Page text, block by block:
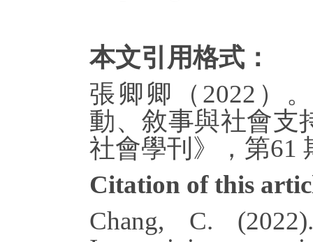
本文引用格式：
張卿卿（2022）
動、敘事與社會支
社會學刊》，第61
Citation of this
Chang, C.